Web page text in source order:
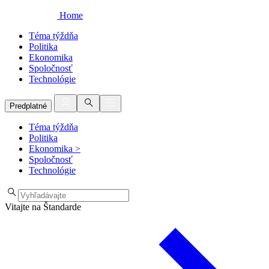
Home
Téma týždňa
Politika
Ekonomika
Spoločnosť
Technológie
Predplatné
Téma týždňa
Politika
Ekonomika >
Spoločnosť
Technológie
Vitajte na Štandarde